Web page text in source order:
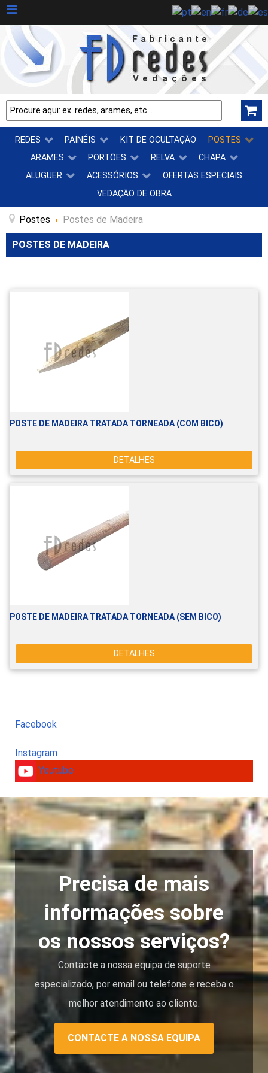
REDES PAINÉIS KIT DE OCULTAÇÃO
POSTES
ARAMES
PORTÕES RELVA
CHAPA
ALUGUER
ACESSÓRIOS
OFERTAS ESPECIAIS
VEDAÇÃO DE OBRA
Postes Postes de Madeira
POSTES DE MADEIRA
POSTE DE MADEIRA TRATADA TORNEADA (COM BICO)
DETALHES
POSTE DE MADEIRA TRATADA TORNEADA (SEM BICO)
DETALHES
Facebook
Instagram
Youtube
Precisa de mais
informações sobre
os nossos serviços?
Contacte a nossa equipa de suporte
especializado, por email ou telefone e receba o
melhor atendimento ao cliente.
CONTACTE A NOSSA EQUIPA